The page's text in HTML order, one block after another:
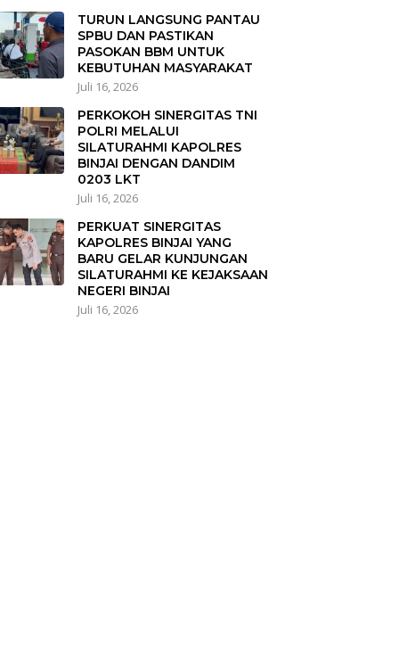
TURUN LANGSUNG PANTAU
SPBU DAN PASTIKAN
PASOKAN BBM UNTUK
KEBUTUHAN MASYARAKAT
Juli 16, 2026
PERKOKOH SINERGITAS TNI
POLRI MELALUI
SILATURAHMI KAPOLRES
BINJAI DENGAN DANDIM
0203 LKT
Juli 16, 2026
PERKUAT SINERGITAS
KAPOLRES BINJAI YANG
BARU GELAR KUNJUNGAN
SILATURAHMI KE KEJAKSAAN
NEGERI BINJAI
Juli 16, 2026